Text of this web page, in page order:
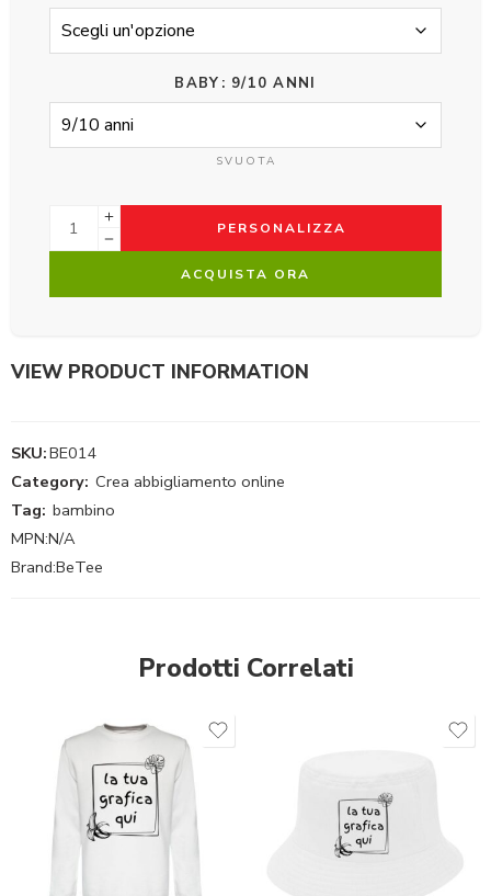
BABY 9/10 ANNI
SVUOTA
PERSONALIZZA
ACQUISTA ORA
VIEW PRODUCT INFORMATION
SKU:BE014
Category: Crea abbigliamento online
Tag: bambino
MPN:N/A
Brand:BeTee
Prodotti Correlati